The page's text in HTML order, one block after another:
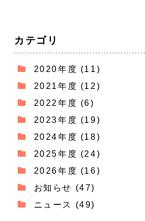
カテゴリ
2020年度 (11)
2021年度 (12)
2022年度 (6)
2023年度 (19)
2024年度 (18)
2025年度 (24)
2026年度 (16)
お知らせ (47)
ニュース (49)